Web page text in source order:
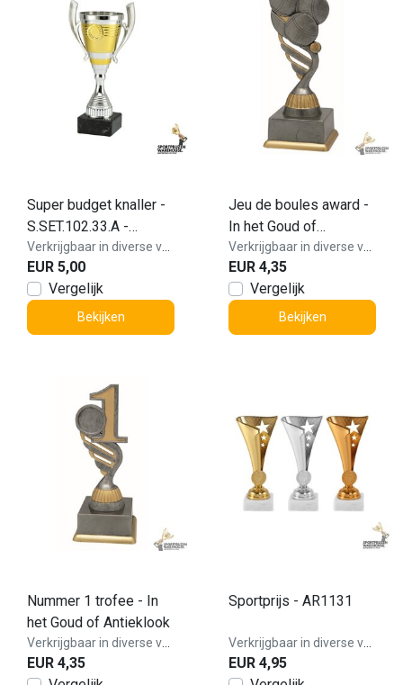
Super budget knaller -
S.SET.102.33.A -
OP=OP
EUR 5,00
Vergelijk
Bekijken
Jeu de boules award -
In het Goud of
Antieklook
EUR 4,35
Vergelijk
Bekijken
Nummer 1 trofee - In
het Goud of Antieklook
EUR 4,35
Sportprijs - AR1131
EUR 4,95